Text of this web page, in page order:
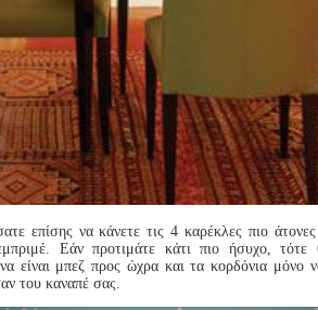
επίσης να κάνετε τις 4 καρέκλες πιο
Εάν προτιμάτε κάτι πιο ήσυχο,
είναι μπεζ προς ώχρα και τα κορδόνια μόνο
του καναπέ σας.